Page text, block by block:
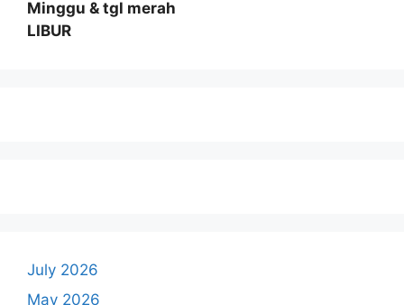
Minggu & tgl merah
LIBUR
July 2026
May 2026